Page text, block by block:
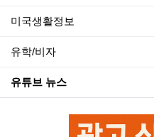
미국생활정보
유학/비자
유튜브 뉴스